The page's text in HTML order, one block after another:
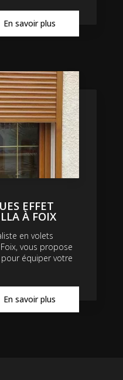
En savoir plus
EFFET
À FOIX
en volets
vous propose
équiper votre
En savoir plus